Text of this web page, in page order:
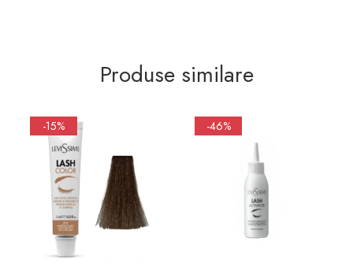
Produse similare
-15% -46%